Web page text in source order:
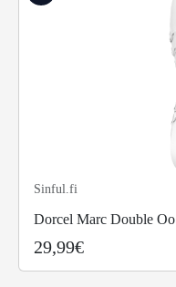
Sinful.fi
Dorcel Marc Double
29,99€